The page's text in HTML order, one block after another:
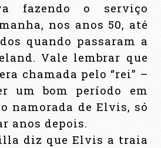
fazendo o serviço
nos anos 50, até
quando passaram a
Vale lembrar que
chamada pelo “rei” –
um bom período em
namorada de Elvis, só
anos depois.
diz que Elvis a traia